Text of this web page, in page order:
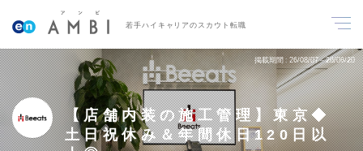
若手ハイキャリアのスカウト転職
掲載期間 26/08/07～26/08/20
【店舗内装の施工管理】東京◆
土日祝休み＆年間休日120日以